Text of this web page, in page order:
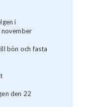
i
bön och fasta
den 22